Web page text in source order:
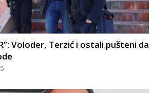
Voloder, Terzić i ostali pušteni da